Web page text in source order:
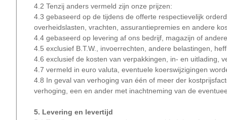
4.2 Tenzij anders vermeld zijn onze prijzen:
4.3 gebaseerd op de tijdens de offerte respectievelijk
overheidslasten, vrachten, assurantiepremies en andere
4.4 gebaseerd op levering af ons bedrijf, magazijn of
4.5 exclusief B.T.W., invoerrechten, andere belastingen,
4.6 exclusief de kosten van verpakkingen, in- en uitlading,
4.7 vermeld in euro valuta, eventuele koerswijzigingen
4.8 In geval van verhoging van één of meer der
verhoging, een en ander met inachtneming van de
5. Levering en levertijd